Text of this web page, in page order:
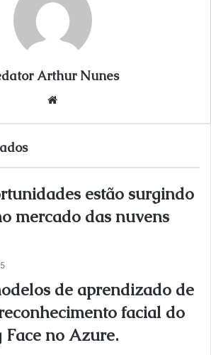
Arthur Nunes
estão surgindo
mercado das nuvens
de aprendizado de
facial do
no Azure.